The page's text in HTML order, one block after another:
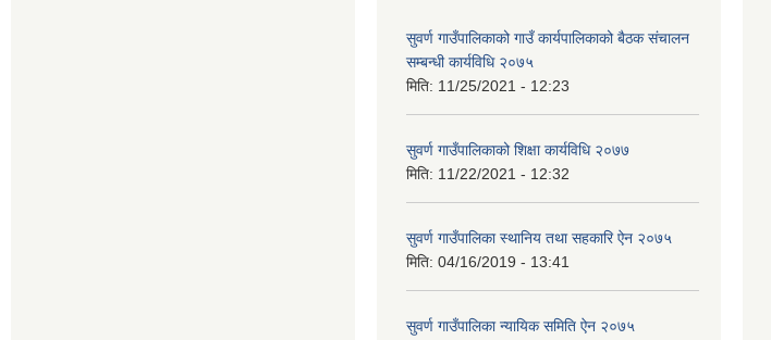
सुवर्ण गाउँपालिकाको गाउँ कार्यपालिकाको बैठक संचालन
सम्बन्धी कार्यविधि २०७५
मिति: 11/25/2021 - 12:23
सुवर्ण गाउँपालिकाको शिक्षा कार्यविधि २०७७
मिति: 11/22/2021 - 12:32
सुवर्ण गाउँपालिका स्थानिय तथा सहकारि ऐन २०७५
मिति: 04/16/2019 - 13:41
सुवर्ण गाउँपालिका न्यायिक समिति ऐन २०७५